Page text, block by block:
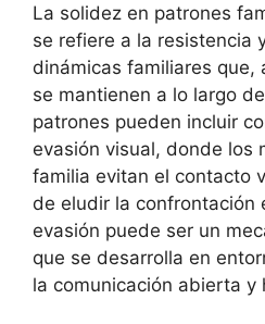
La solidez en patrones
se refiere a la resistencia
dinámicas familiares que,
se mantienen a lo largo
patrones pueden incluir
evasión visual, donde los
familia evitan el contacto
de eludir la confrontación
evasión puede ser un
que se desarrolla en
la comunicación abierta y